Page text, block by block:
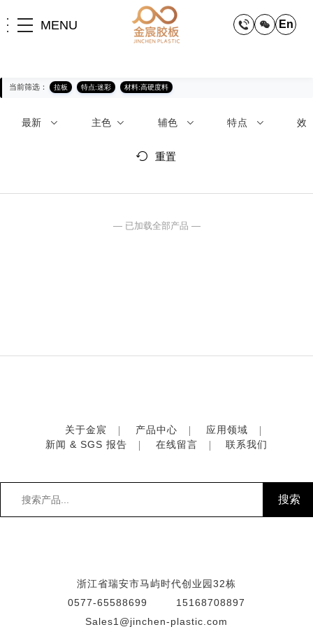
MENU En
当前筛选： 拉板 特点:迷彩 材料:高硬度料
最新 主色 辅色 特点 效
重置
— 已加载全部产品 —
关于金宸 产品中心
应用领域
新闻 & SGS 报告
在线留言 联系我们
浙江省瑞安市马屿时代创业园32栋
0577-65588699
15168708897
Sales1@jinchen-plastic.com